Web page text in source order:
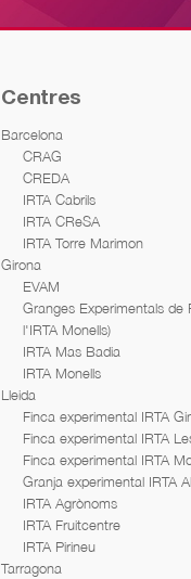
Centres
Barcelona
CRAG
CREDA
IRTA Cabrils
IRTA CReSA
IRTA Torre Marimon
Girona
EVAM
Granges Experimentals de
l'IRTA Monells)
IRTA Mas Badia
IRTA Monells
Lleida
Finca experimental IRTA
Finca experimental IRTA
Finca experimental IRTA
Granja experimental IRTA
IRTA Agrònoms
IRTA Fruitcentre
IRTA Pirineu
Tarragona